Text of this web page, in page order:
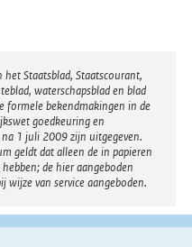
Staatsblad, Staatscourant,
waterschapsblad en blad
formele bekendmakingen in de
goedkeuring en
1 juli 2009 zijn uitgegeven.
geldt dat alleen de in papieren
de hier aangeboden
wijze van service aangeboden.